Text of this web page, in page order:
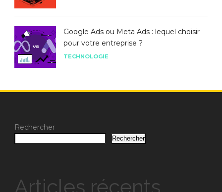
Google Ads ou Meta Ads : lequel choisir
pour votre entreprise ?
TECHNOLOGIE
Rechercher
Rechercher
Articles récents